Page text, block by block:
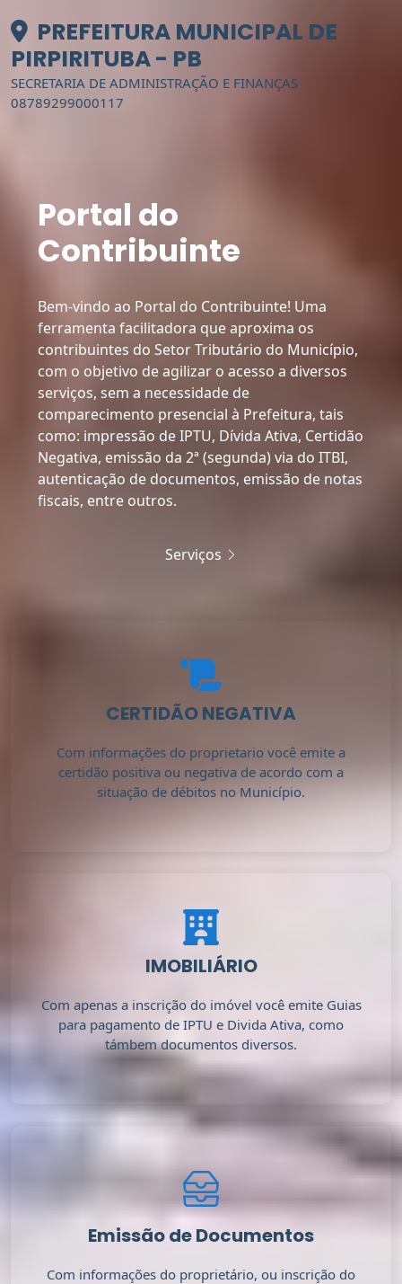
PREFEITURA MUNICIPAL DE
PIRPIRITUBA - PB
SECRETARIA DE ADMINISTRAÇÃO E FINANÇAS
08789299000117
Portal do
Contribuinte
Bem-vindo ao Portal do Contribuinte! Uma
ferramenta facilitadora que aproxima os
contribuintes do Setor Tributário do Município,
com o objetivo de agilizar o acesso a diversos
serviços, sem a necessidade de
comparecimento presencial à Prefeitura, tais
como: impressão de IPTU, Dívida Ativa, Certidão
Negativa, emissão da 2ª (segunda) via do ITBI,
autenticação de documentos, emissão de notas
fiscais, entre outros.
Serviços
CERTIDÃO NEGATIVA
Com informações do proprietario você emite a
certidão positiva ou negativa de acordo com a
situação de débitos no Município.
IMOBILIÁRIO
Com apenas a inscrição do imóvel você emite Guias
para pagamento de IPTU e Divida Ativa, como
támbem documentos diversos.
Emissão de Documentos
Com informações do proprietário, ou inscrição do